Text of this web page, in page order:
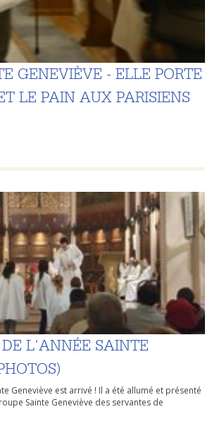
GENEVIÈVE - ELLE PORTE
LE PAIN AUX PARISIENS
L'ANNÉE SAINTE
Geneviève est arrivé ! Il a été allumé et présenté
Sainte Geneviève des servantes de